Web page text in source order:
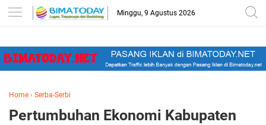
-->
Minggu, 9 Agustus 2026
Home › Serba-Serbi
Pertumbuhan Ekonomi Kabupaten